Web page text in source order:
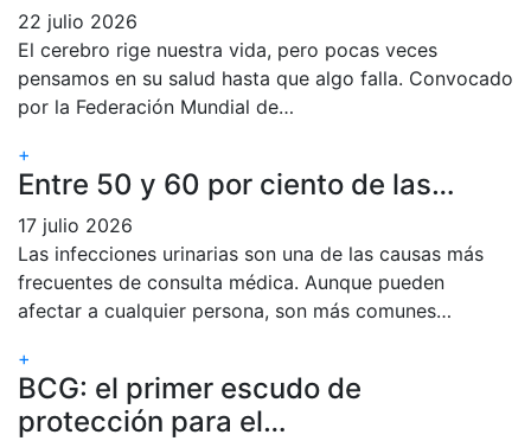
22 julio 2026
El cerebro rige nuestra vida, pero pocas veces
pensamos en su salud hasta que algo falla. Convocado
por la Federación Mundial de…
+
Entre 50 y 60 por ciento de las…
17 julio 2026
Las infecciones urinarias son una de las causas más
frecuentes de consulta médica. Aunque pueden
afectar a cualquier persona, son más comunes…
+
BCG: el primer escudo de
protección para el…